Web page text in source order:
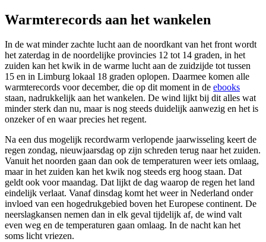
Warmterecords aan het wankelen
In de wat minder zachte lucht aan de noordkant van het front wordt
het zaterdag in de noordelijke provincies 12 tot 14 graden, in het
zuiden kan het kwik in de warme lucht aan de zuidzijde tot tussen
15 en in Limburg lokaal 18 graden oplopen. Daarmee komen alle
warmterecords voor december, die op dit moment in de ebooks
staan, nadrukkelijk aan het wankelen. De wind lijkt bij dit alles wat
minder sterk dan nu, maar is nog steeds duidelijk aanwezig en het is
onzeker of en waar precies het regent.
Na een dus mogelijk recordwarm verlopende jaarwisseling keert de
regen zondag, nieuwjaarsdag op zijn schreden terug naar het zuiden.
Vanuit het noorden gaan dan ook de temperaturen weer iets omlaag,
maar in het zuiden kan het kwik nog steeds erg hoog staan. Dat
geldt ook voor maandag. Dat lijkt de dag waarop de regen het land
eindelijk verlaat. Vanaf dinsdag komt het weer in Nederland onder
invloed van een hogedrukgebied boven het Europese continent. De
neerslagkansen nemen dan in elk geval tijdelijk af, de wind valt
even weg en de temperaturen gaan omlaag. In de nacht kan het
soms licht vriezen.